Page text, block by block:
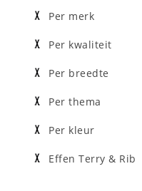
Per merk
Per kwaliteit
Per breedte
Per thema
Per kleur
Effen Terry & Rib